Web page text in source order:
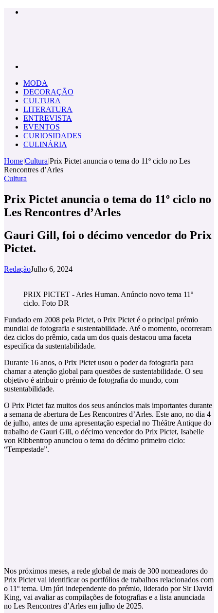
MODA
DECORAÇÃO
CULTURA
LITERATURA
ENTREVISTA
EVENTOS
CURIOSIDADES
CULINÁRIA
Home|Cultura|Prix ​​Pictet anuncia o tema do 11º ciclo no Les
Rencontres d’Arles
Cultura
Prix ​​Pictet anuncia o tema do 11º ciclo no
Les Rencontres d’Arles
Gauri Gill, foi o décimo vencedor do Prix
Pictet.
RedaçãoJulho 6, 2024
PRIX PICTET - Arles Human. Anúncio novo tema 11º
ciclo. Foto DR
Fundado em 2008 pela Pictet, o Prix Pictet é o principal prémio
mundial de fotografia e sustentabilidade. Até o momento, ocorreram
dez ciclos do prêmio, cada um dos quais destacou uma faceta
específica da sustentabilidade.
Durante 16 anos, o Prix Pictet usou o poder da fotografia para
chamar a atenção global para questões de sustentabilidade. O seu
objetivo é atribuir o prémio de fotografia do mundo, com
sustentabilidade.
O Prix Pictet faz muitos dos seus anúncios mais importantes durante
a semana de abertura de Les Rencontres d’Arles. Este ano, no dia 4
de julho, antes de uma apresentação especial no Théâtre Antique do
trabalho de Gauri Gill, o décimo vencedor do Prix Pictet, Isabelle
von Ribbentrop anunciou o tema do décimo primeiro ciclo:
“Tempestade”.
Nos próximos meses, a rede global de mais de 300 nomeadores do
Prix Pictet vai identificar os portfólios de trabalhos relacionados com
o 11º tema. Um júri independente do prémio, liderado por Sir David
King, vai avaliar as compilações de fotografias e a lista anunciada
no Les Rencontres d’Arles em julho de 2025.